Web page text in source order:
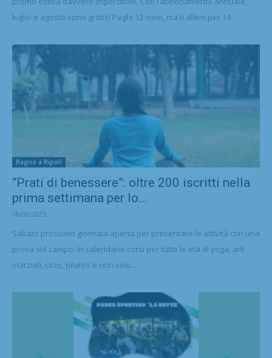
luglio e agosto sono gratis! Paghi 12 mesi, ma ti alleni per 14
Bagno a Ripoli
“Prati di benessere”: oltre 200 iscritti nella
prima settimana per lo...
18/06/2025
Sabato prossimo giornata aperta per presentare le attività con una
prova sul campo. In calendario corsi per tutte le età di yoga, arti
marziali, circo, pilates e non solo...